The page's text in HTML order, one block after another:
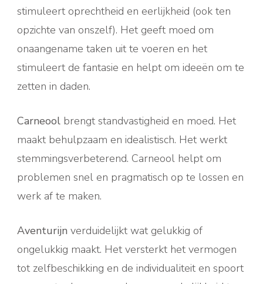
stimuleert oprechtheid en eerlijkheid (ook ten
opzichte van onszelf). Het geeft moed om
onaangename taken uit te voeren en het
stimuleert de fantasie en helpt om ideeën om te
zetten in daden.
Carneool brengt standvastigheid en moed. Het
maakt behulpzaam en idealistisch. Het werkt
stemmingsverbeterend. Carneool helpt om
problemen snel en pragmatisch op te lossen en
werk af te maken.
Aventurijn verduidelijkt wat gelukkig of
ongelukkig maakt. Het versterkt het vermogen
tot zelfbeschikking en de individualiteit en spoort